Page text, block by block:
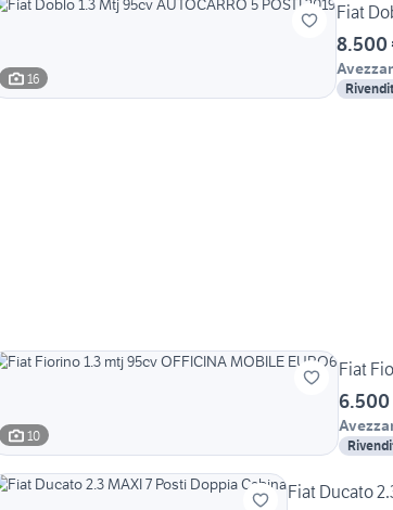
16
Fiat
8.500
10
Fiat
Fiat Ducato